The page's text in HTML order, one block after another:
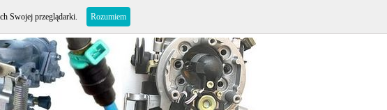
Swojej przeglądarki. Rozumiem